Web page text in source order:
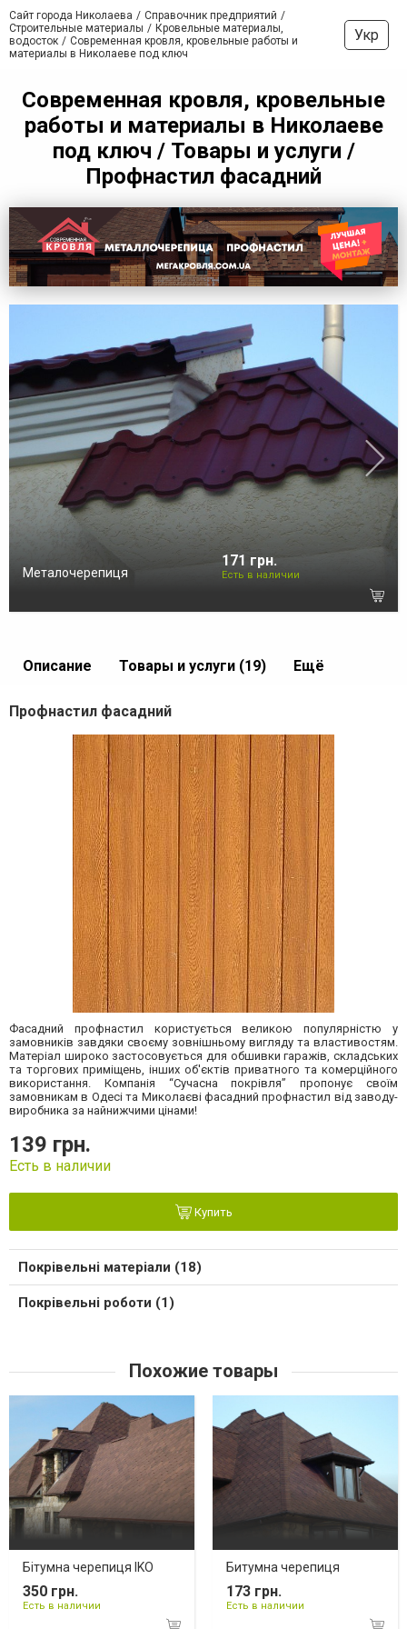
Сайт города Николаева
Справочник предприятий
Строительные материалы
Кровельные материалы,
водосток
Современная кровля, кровельные работы и
материалы в Николаеве под ключ
Укр
Современная кровля, кровельные
работы и материалы в Николаеве
под ключ / Товары и услуги /
Профнастил фасадний
Металочерепиця
171 грн.
Есть в наличии
Описание Товары и услуги (19) Ещё
Профнастил фасадний
Фасадний профнастил користується великою популярністю у
замовників завдяки своєму зовнішньому вигляду та властивостям.
Матеріал широко застосовується для обшивки гаражів, складських
та торгових приміщень, інших об'єктів приватного та комерційного
використання. Компанія “Сучасна покрівля” пропонує своїм
замовникам в Одесі та Миколаєві фасадний профнастил від заводу-
виробника за найнижчими цінами!
139 грн.
Есть в наличии
Купить
Покрівельні матеріали (18)
Покрівельні роботи (1)
Похожие товары
Бітумна черепиця IKO
350 грн.
Есть в наличии
Битумна черепиця
173 грн.
Есть в наличии